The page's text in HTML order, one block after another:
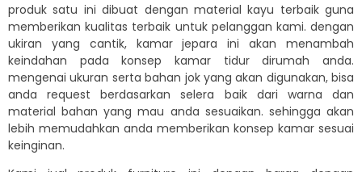
produk satu ini dibuat dengan material kayu terbaik guna
memberikan kualitas terbaik untuk pelanggan kami. dengan
ukiran yang cantik, kamar jepara ini akan menambah
keindahan pada konsep kamar tidur dirumah anda.
mengenai ukuran serta bahan jok yang akan digunakan, bisa
anda request berdasarkan selera baik dari warna dan
material bahan yang mau anda sesuaikan. sehingga akan
lebih memudahkan anda memberikan konsep kamar sesuai
keinginan.